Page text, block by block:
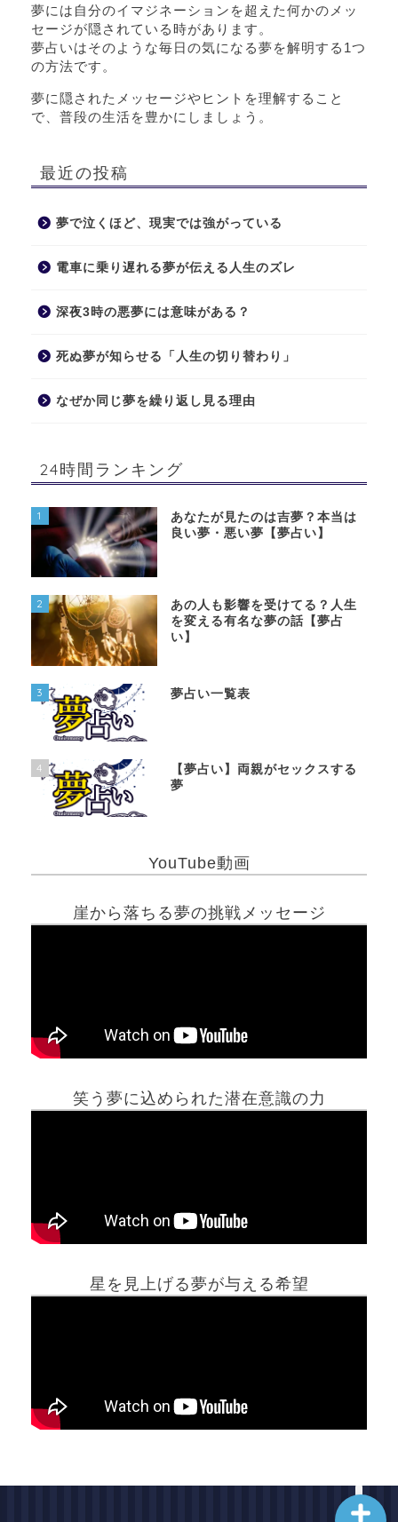
夢には自分のイマジネーションを超えた何かのメッ
セージが隠されている時があります。
夢占いはそのような毎日の気になる夢を解明する1つ
の方法です。
夢に隠されたメッセージやヒントを理解すること
で、普段の生活を豊かにしましょう。
最近の投稿
夢で泣くほど、現実では強がっている
電車に乗り遅れる夢が伝える人生のズレ
深夜3時の悪夢には意味がある？
死ぬ夢が知らせる「人生の切り替わり」
なぜか同じ夢を繰り返し見る理由
24時間ランキング
1
あなたが見たのは吉夢？本当は
良い夢・悪い夢【夢占い】
2
あの人も影響を受けてる？人生
を変える有名な夢の話【夢占
い】
3 夢占い一覧表
4
【夢占い】両親がセックスする
夢
YouTube動画
崖から落ちる夢の挑戦メッセージ
笑う夢に込められた潜在意識の力
星を見上げる夢が与える希望
ホーム
最新記事動画